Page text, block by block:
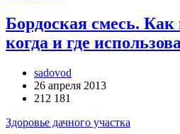
Бордоская смесь. Как
когда и где
sadovod
26 апреля 2013
212 181
Здоровье дачного участка